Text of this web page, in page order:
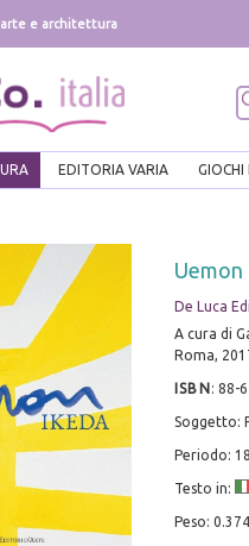
arte e architettura
EDITORIA VARIA GIOCHI
Uemon
De Luca
A cura di
Roma,
ISBN : 88-
Soggetto:
Periodo:
Testo in:
Peso: